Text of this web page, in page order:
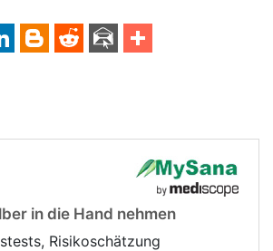
in die Hand nehmen
Risikoschätzung